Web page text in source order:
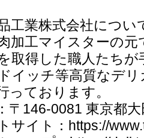
工業株式会社につい
加工マイスターの
取得した職人たち
イッチ等高質なデ
っております。
〒146-0081 東京都
サイト：https://